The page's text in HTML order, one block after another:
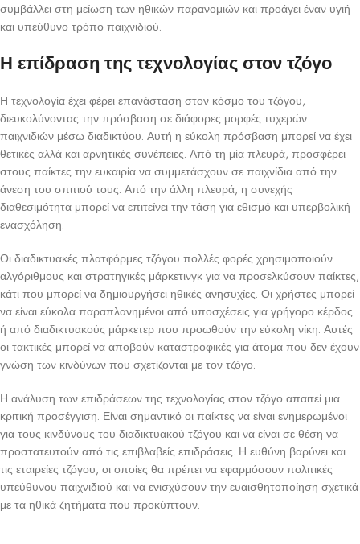
συμβάλλει στη μείωση των ηθικών παρανομιών και προάγει έναν υγιή
και υπεύθυνο τρόπο παιχνιδιού.
Η επίδραση της τεχνολογίας στον τζόγο
Η τεχνολογία έχει φέρει επανάσταση στον κόσμο του τζόγου,
διευκολύνοντας την πρόσβαση σε διάφορες μορφές τυχερών
παιχνιδιών μέσω διαδικτύου. Αυτή η εύκολη πρόσβαση μπορεί να έχει
θετικές αλλά και αρνητικές συνέπειες. Από τη μία πλευρά, προσφέρει
στους παίκτες την ευκαιρία να συμμετάσχουν σε παιχνίδια από την
άνεση του σπιτιού τους. Από την άλλη πλευρά, η συνεχής
διαθεσιμότητα μπορεί να επιτείνει την τάση για εθισμό και υπερβολική
ενασχόληση.
Οι διαδικτυακές πλατφόρμες τζόγου πολλές φορές χρησιμοποιούν
αλγόριθμους και στρατηγικές μάρκετινγκ για να προσελκύσουν παίκτες,
κάτι που μπορεί να δημιουργήσει ηθικές ανησυχίες. Οι χρήστες μπορεί
να είναι εύκολα παραπλανημένοι από υποσχέσεις για γρήγορο κέρδος
ή από διαδικτυακούς μάρκετερ που προωθούν την εύκολη νίκη. Αυτές
οι τακτικές μπορεί να αποβούν καταστροφικές για άτομα που δεν έχουν
γνώση των κινδύνων που σχετίζονται με τον τζόγο.
Η ανάλυση των επιδράσεων της τεχνολογίας στον τζόγο απαιτεί μια
κριτική προσέγγιση. Είναι σημαντικό οι παίκτες να είναι ενημερωμένοι
για τους κινδύνους του διαδικτυακού τζόγου και να είναι σε θέση να
προστατευτούν από τις επιβλαβείς επιδράσεις. Η ευθύνη βαρύνει και
τις εταιρείες τζόγου, οι οποίες θα πρέπει να εφαρμόσουν πολιτικές
υπεύθυνου παιχνιδιού και να ενισχύσουν την ευαισθητοποίηση σχετικά
με τα ηθικά ζητήματα που προκύπτουν.